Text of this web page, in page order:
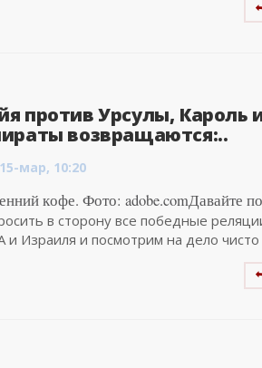
против Урсулы, Кароль
возвращаются:..
15-мар, 10:20
кофе. Фото: adobe.comДавайте
в сторону все победные
Израиля и посмотрим на дело чисто